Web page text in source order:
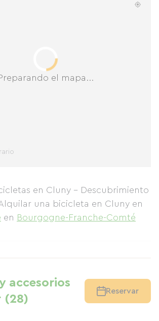
el mapa...
en Cluny - Descubrimiento
una bicicleta en Cluny en
en Bourgogne-Franche-Comté
accesorios
(28)
Reservar